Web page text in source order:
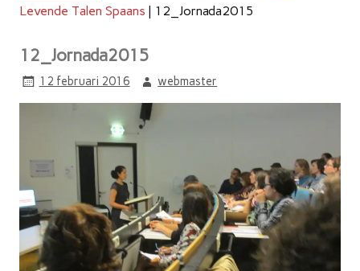
Levende Talen Spaans | 12_Jornada2015
12_Jornada2015
12 februari 2016 webmaster